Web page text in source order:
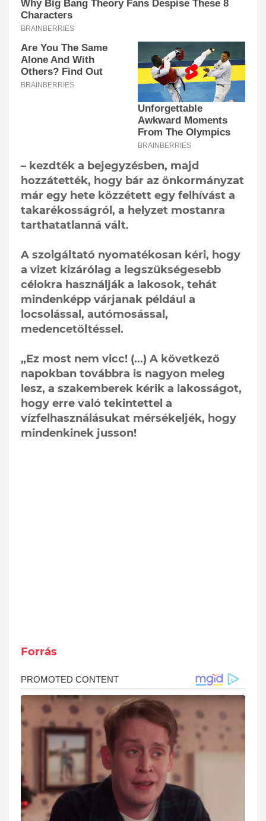
– kezdték a bejegyzésben, majd
hozzátették, hogy bár az önkormányzat
már egy hete közzétett egy felhívást a
takarékosságról, a helyzet mostanra
tarthatatlanná vált.
A szolgáltató nyomatékosan kéri, hogy
a vizet kizárólag a legszükségesebb
célokra használják a lakosok, tehát
mindenképp várjanak például a
locsolással, autómosással,
medencetöltéssel.
„Ez most nem vicc! (...) A következő
napokban továbbra is nagyon meleg
lesz, a szakemberek kérik a lakosságot,
hogy erre való tekintettel a
vízfelhasználásukat mérsékeljék, hogy
mindenkinek jusson!
Forrás